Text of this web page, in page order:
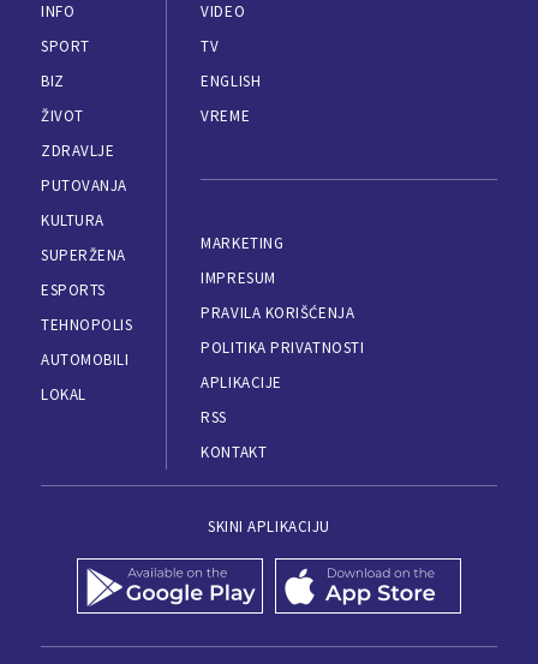
INFO
SPORT
BIZ
ŽIVOT
ZDRAVLJE
PUTOVANJA
KULTURA
SUPERŽENA
ESPORTS
TEHNOPOLIS
AUTOMOBILI
LOKAL
VIDEO
TV
ENGLISH
VREME
MARKETING
IMPRESUM
PRAVILA KORIŠĆENJA
POLITIKA PRIVATNOSTI
APLIKACIJE
RSS
KONTAKT
SKINI APLIKACIJU